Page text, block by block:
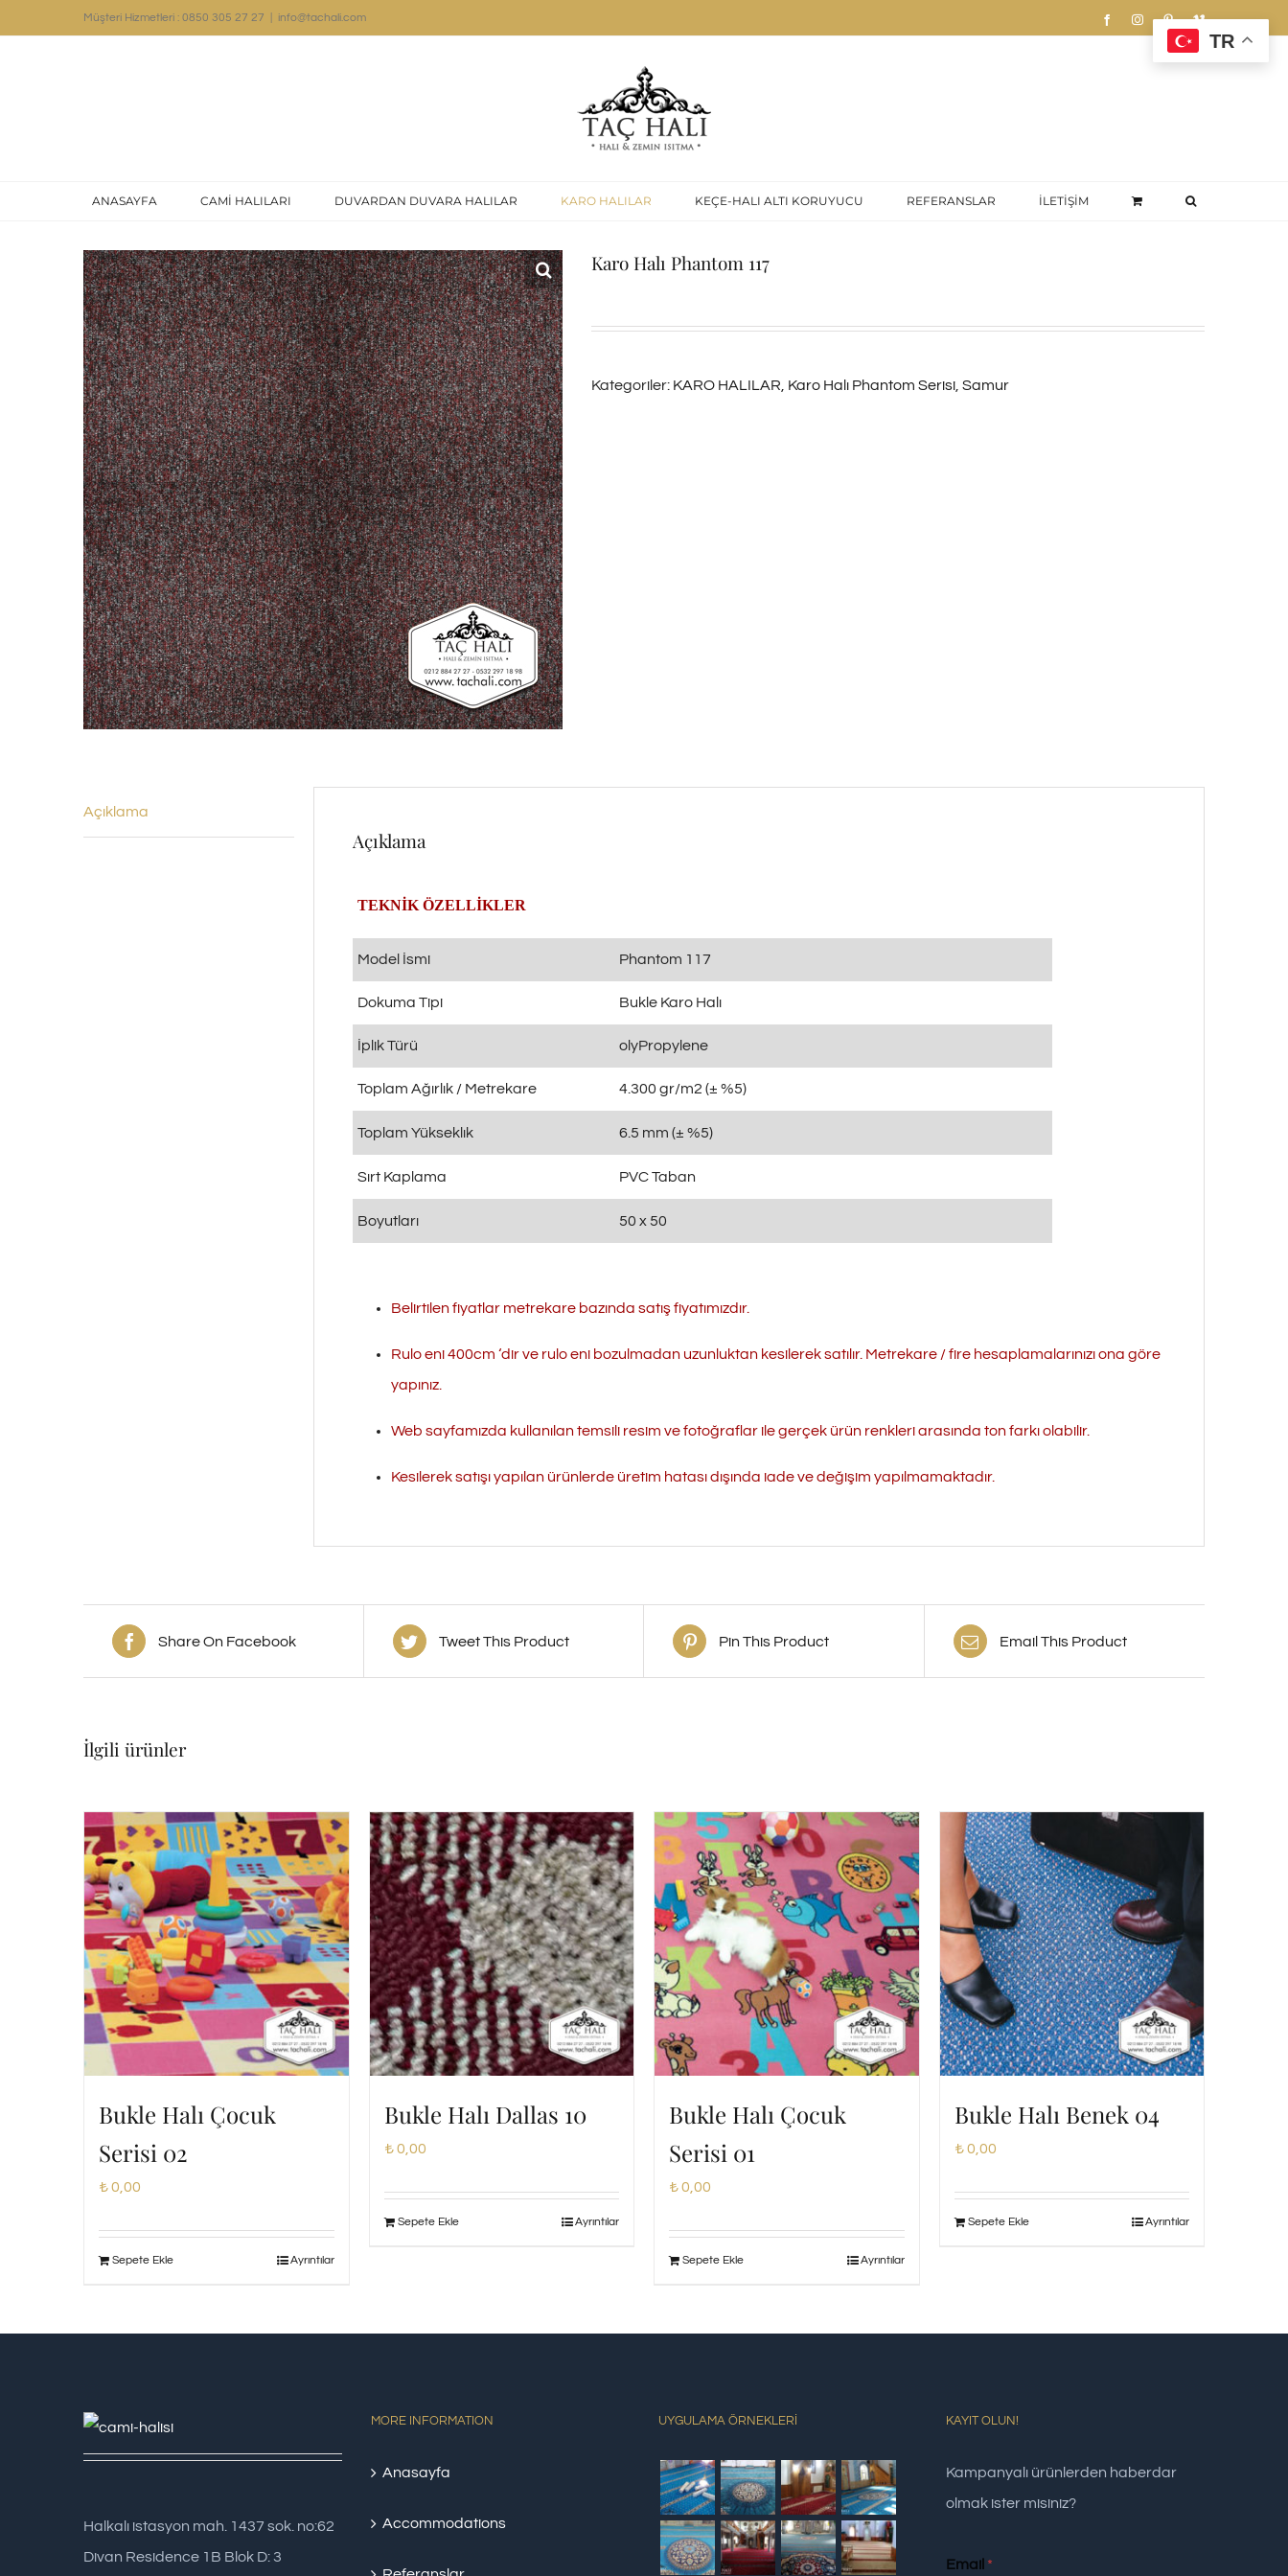
Müşteri Hizmetleri : 0850 305 27 27 info@tachali.com FacebookInstagramPinterestVimeo
ANASAYFA CAMİ HALILARI DUVARDAN DUVARA HALILAR KARO HALILAR KEÇE-HALI ALTI KORUYUCU REFERANSLAR İLETİŞİM
Karo Halı Phantom 117
Kategoriler: KARO HALILAR Karo Halı Phantom Serisi Samur
Açıklama
Açıklama
TEKNİK ÖZELLİKLER
Model İsmi Phantom 117
Dokuma Tipi Bukle Karo Halı
İplik Türü olyPropylene
Toplam Ağırlık / Metrekare 4.300 gr/m2 (± %5)
Toplam Yükseklık 6.5 mm (± %5)
Sırt Kaplama PVC Taban
Boyutları 50 x 50
Belirtilen fiyatlar metrekare bazında satış fiyatımızdır.
Rulo eni 400cm ‘dir ve rulo eni bozulmadan uzunluktan kesilerek satılır. Metrekare / fire hesaplamalarınızı ona göre
yapınız.
Web sayfamızda kullanılan temsili resim ve fotoğraflar ile gerçek ürün renkleri arasında ton farkı olabilir.
Kesilerek satışı yapılan ürünlerde üretim hatası dışında iade ve değişim yapılmamaktadır.
Share On Facebook Tweet This Product Pin This Product Email This Product
İlgili ürünler
Bukle Halı Çocuk
Serisi 02
₺0,00
Sepete Ekle Ayrıntılar
Bukle Halı Dallas 10
₺0,00
Sepete Ekle Ayrıntılar
Bukle Halı Çocuk
Serisi 01
₺0,00
Sepete Ekle Ayrıntılar
Bukle Halı Benek 04
₺0,00
Sepete Ekle Ayrıntılar
Halkalı istasyon mah. 1437 sok. no:62
Divan Residence 1B Blok D: 3
MORE INFORMATION
Anasayfa
Accommodations
UYGULAMA ÖRNEKLERİ KAYIT OLUN!
Kampanyalı ürünlerden haberdar
olmak ister misiniz?
Email *
TR